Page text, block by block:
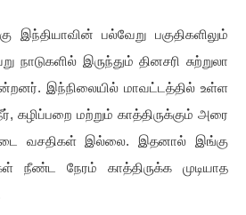
இந்தியாவின் பல்வேறு பகுதிகளிலும்
நாடுகளில் இருந்தும் தினசரி சுற்றுலா
இந்நிலையில் மாவட்டத்தில் உள்ள
கழிப்பறை மற்றும் காத்திருக்கும் அரை
வசதிகள் இல்லை. இதனால் இங்கு
நீண்ட நேரம் காத்திருக்க முடியாத